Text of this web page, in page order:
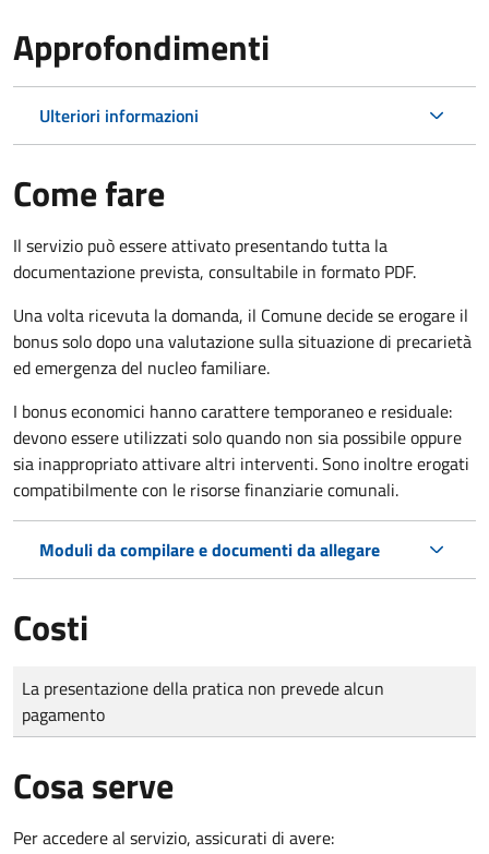
Approfondimenti
Ulteriori informazioni
Come fare
Il servizio può essere attivato presentando tutta la
documentazione prevista, consultabile in formato PDF.
Una volta ricevuta la domanda, il Comune decide se erogare il
bonus solo dopo una valutazione sulla situazione di precarietà
ed emergenza del nucleo familiare.
I bonus economici hanno carattere temporaneo e residuale:
devono essere utilizzati solo quando non sia possibile oppure
sia inappropriato attivare altri interventi. Sono inoltre erogati
compatibilmente con le risorse finanziarie comunali.
Moduli da compilare e documenti da allegare
Costi
Tipo di pagamento
Importo
La presentazione della pratica non prevede alcun
pagamento
Cosa serve
Per accedere al servizio, assicurati di avere: